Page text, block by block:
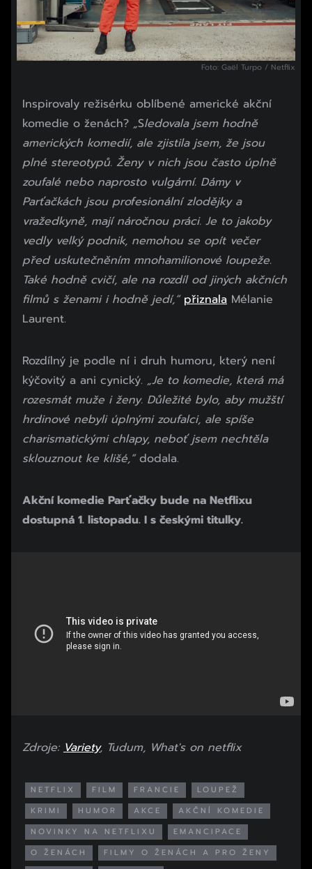
Foto: Gaël Turpo / Netflix
Inspirovaly režisérku oblíbené americké akční
komedie o ženách? „Sledovala jsem hodně
amerických komedií, ale zjistila jsem, že jsou
plné stereotypů. Ženy v nich jsou často úplně
zoufalé nebo naprosto vulgární. Dámy v
Parťačkách jsou profesionální zlodějky a
vražedkyně, mají náročnou práci. Je to jakoby
vedly velký podnik, nemohou se opít večer
před uskutečněním mnohamilionové loupeže.
Také hodně cvičí, ale na rozdíl od jiných akčních
filmů s ženami i hodně jedí,“ přiznala Mélanie
Laurent.
Rozdílný je podle ní i druh humoru, který není
kýčovitý a ani cynický. „Je to komedie, která má
rozesmát muže i ženy. Důležité bylo, aby mužští
hrdinové nebyli úplnými zoufalci, ale spíše
charismatickými chlapy, neboť jsem nechtěla
sklouznout ke klišé,“dodala.
Akční komedie Parťačky bude na Netflixu
dostupná 1. listopadu. I s českými titulky.
Zdroje: Variety, Tudum, What's on netflix
NETFLIX FILM FRANCIE
LOUPEŽ
KRIMI
HUMOR AKCE
AKČNÍ KOMEDIE
NOVINKY NA NETFLIXU
EMANCIPACE
O ŽENÁCH
FILMY O ŽENÁCH A PRO ŽENY